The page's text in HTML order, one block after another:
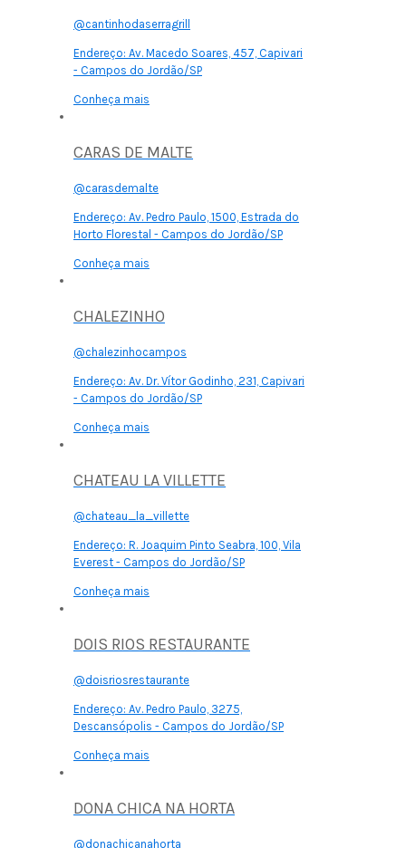
@cantinhodaserragrill
Endereço: Av. Macedo Soares, 457, Capivari
- Campos do Jordão/SP
Conheça mais
CARAS DE MALTE
@carasdemalte
Endereço: Av. Pedro Paulo, 1500, Estrada do
Horto Florestal - Campos do Jordão/SP
Conheça mais
CHALEZINHO
@chalezinhocampos
Endereço: Av. Dr. Vítor Godinho, 231, Capivari
- Campos do Jordão/SP
Conheça mais
CHATEAU LA VILLETTE
@chateau_la_villette
Endereço: R. Joaquim Pinto Seabra, 100, Vila
Everest - Campos do Jordão/SP
Conheça mais
DOIS RIOS RESTAURANTE
@doisriosrestaurante
Endereço: Av. Pedro Paulo, 3275,
Descansópolis - Campos do Jordão/SP
Conheça mais
DONA CHICA NA HORTA
@donachicanahorta